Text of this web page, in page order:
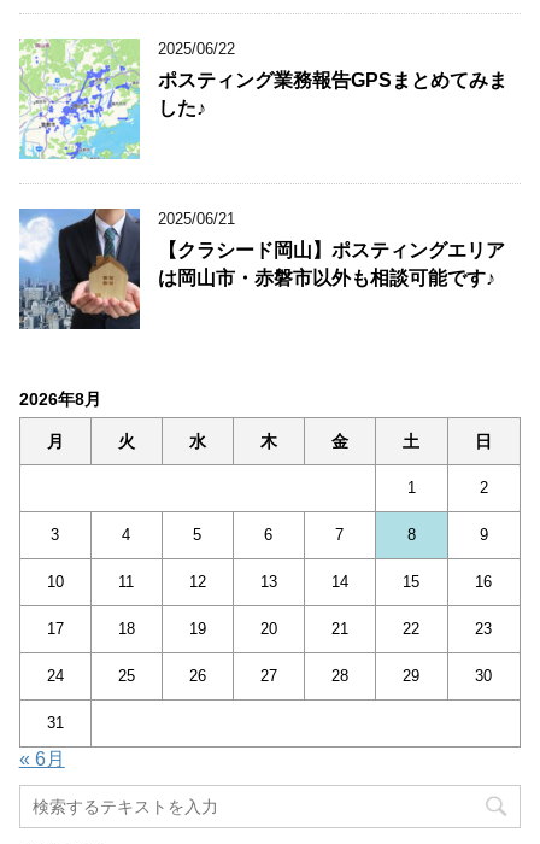
2025/06/22
ポスティング業務報告GPSまとめてみま
した♪
2025/06/21
【クラシード岡山】ポスティングエリア
は岡山市・赤磐市以外も相談可能です♪
2026年8月
月 火 水 木 金 土 日
1 2
3 4 5 6 7 8 9
10 11 12 13 14 15 16
17 18 19 20 21 22 23
24 25 26 27 28 29 30
31
« 6月